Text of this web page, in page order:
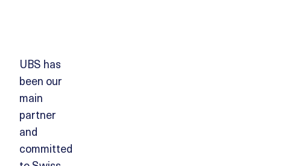
UBS has
been our
main
partner
and
committed